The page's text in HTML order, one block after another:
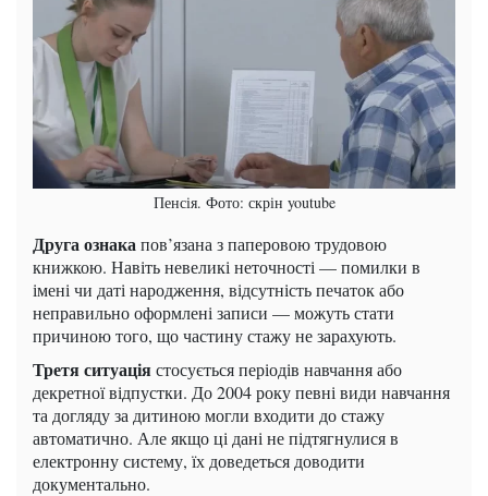
Пенсія. Фото: скрін youtube
Друга ознакапов’язана з паперовою трудовою
книжкою. Навіть невеликі неточності — помилки в
імені чи даті народження, відсутність печаток або
неправильно оформлені записи — можуть стати
причиною того, що частину стажу не зарахують.
Третя ситуаціястосується періодів навчання або
декретної відпустки. До 2004 року певні види навчання
та догляду за дитиною могли входити до стажу
автоматично. Але якщо ці дані не підтягнулися в
електронну систему, їх доведеться доводити
документально.